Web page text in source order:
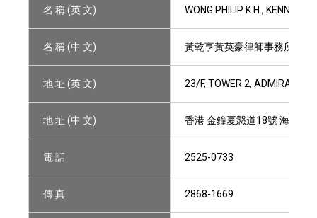
名 稱 (英 文) WONG PHILIP K.H., KENNEDY
名 稱 (中 文) 黃乾亨黃英豪律師事務所
地 址 (英 文) 23/F, TOWER 2, ADMIRALTY
地 址 (中 文) 香港 金鐘夏慤道18號 海富中
電 話 2525-0733
傳 真 2868-1669